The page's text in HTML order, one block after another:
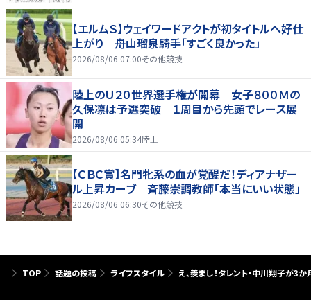
【エルムＳ】ウェイワードアクトが初タイトルへ好仕
上がり 舟山瑠泉騎手「すごく良かった」
2026/08/06 07:00その他競技
陸上のＵ２０世界選手権が開幕 女子８００Ｍの
久保凛は予選突破 １周目から先頭でレース展
開
2026/08/06 05:34陸上
【ＣＢＣ賞】名門牝系の血が覚醒だ！ディアナザー
ル上昇カーブ 斉藤崇調教師「本当にいい状態」
2026/08/06 06:30その他競技
TOP 話題の投稿 ライフスタイル え、羨まし！タレント・中川翔子が3